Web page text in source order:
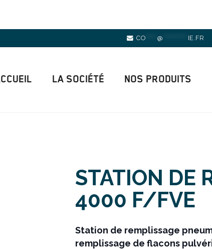
CO @ IE.FR
LA SOCIÉTÉ NOS PRODUITS
STATION DE
4000 F/FVE
Station de remplissage
remplissage de flacons